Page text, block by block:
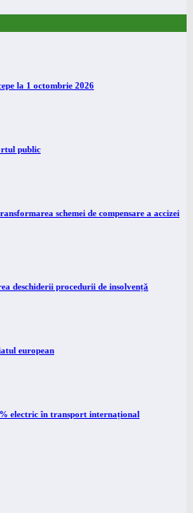
la 1 octombrie 2026
public
schemei de compensare a accizei
deschiderii procedurii de insolvență
european
electric în transport internațional